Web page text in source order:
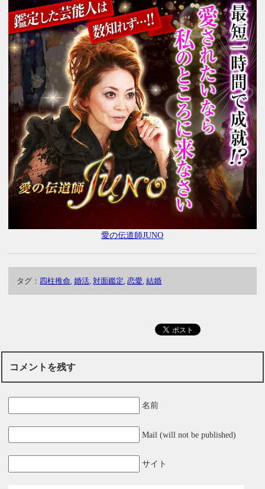
愛の伝道師JUNO
タグ： 四柱推命 ,婚活 ,対面鑑定 ,恋愛 ,結婚
コメントを残す
名前
Mail (will not be published)
サイト